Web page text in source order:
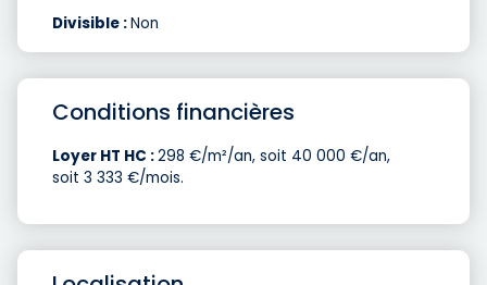
Divisible :Non
Conditions financières
Loyer HT HC :298 €/m²/an, soit 40 000 €/an,
soit 3 333 €/mois.